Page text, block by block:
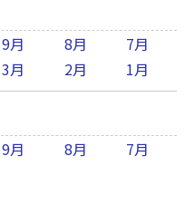
9月 8月
7月
3月 2月 1月
9月 8月
7月